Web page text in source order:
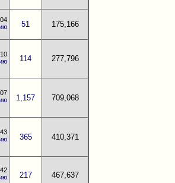
51 175,166
114 277,796
1,157 709,068
365 410,371
217 467,637